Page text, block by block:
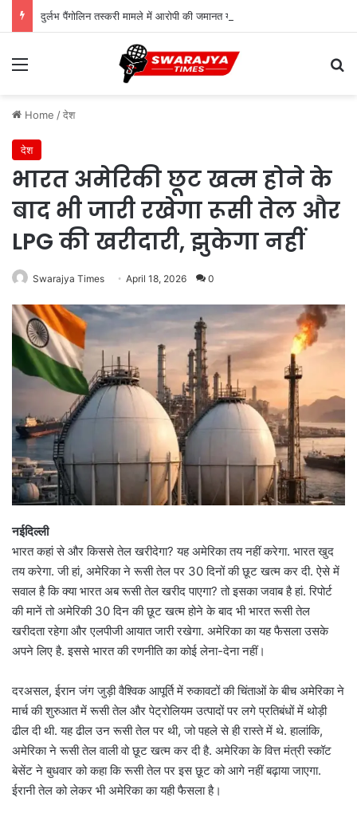
दुर्लभ पैंगोलिन तस्करी मामले में आरोपी की जमानत याचिका खारिज
Menu
Home /देश
देश
भारत अमेरिकी छूट खत्म होने के
बाद भी जारी रखेगा रूसी तेल और
LPG की खरीदारी, झुकेगा नहीं
Swarajya Times April 18, 2026 0
नईदिल्ली
भारत कहां से और किससे तेल खरीदेगा? यह अमेरिका तय नहीं करेगा. भारत खुद
तय करेगा. जी हां, अमेरिका ने रूसी तेल पर 30 दिनों की छूट खत्म कर दी. ऐसे में
सवाल है कि क्या भारत अब रूसी तेल खरीद पाएगा? तो इसका जवाब है हां. रिपोर्ट
की मानें तो अमेरिकी 30 दिन की छूट खत्म होने के बाद भी भारत रूसी तेल
खरीदता रहेगा और एलपीजी आयात जारी रखेगा. अमेरिका का यह फैसला उसके
अपने लिए है. इससे भारत की रणनीति का कोई लेना-देना नहीं।
दरअसल, ईरान जंग जुड़ी वैश्विक आपूर्ति में रुकावटों की चिंताओं के बीच अमेरिका ने
मार्च की शुरुआत में रूसी तेल और पेट्रोलियम उत्पादों पर लगे प्रतिबंधों में थोड़ी
ढील दी थी. यह ढील उन रूसी तेल पर थी, जो पहले से ही रास्ते में थे. हालांकि,
अमेरिका ने रूसी तेल वाली वो छूट खत्म कर दी है. अमेरिका के वित्त मंत्री स्कॉट
बेसेंट ने बुधवार को कहा कि रूसी तेल पर इस छूट को आगे नहीं बढ़ाया जाएगा.
ईरानी तेल को लेकर भी अमेरिका का यही फैसला है।